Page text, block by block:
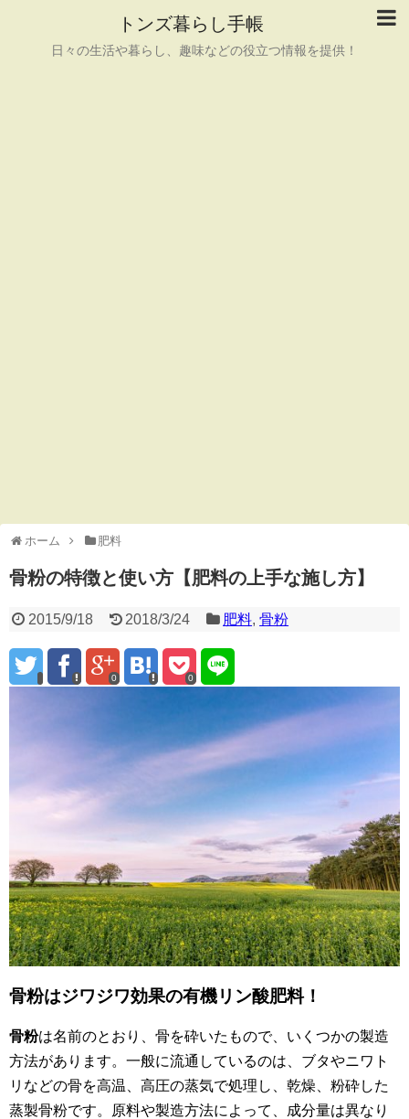
トンズ暮らし手帳
日々の生活や暮らし、趣味などの役立つ情報を提供！
ホーム 肥料
骨粉の特徴と使い方【肥料の上手な施し方】
2015/9/18 2018/3/24 肥料,骨粉
0 0
骨粉はジワジワ効果の有機リン酸肥料！
骨粉は名前のとおり、骨を砕いたもので、いくつかの製造
方法があります。一般に流通しているのは、ブタやニワト
リなどの骨を高温、高圧の蒸気で処理し、乾燥、粉砕した
蒸製骨粉です。原料や製造方法によって、成分量は異なり